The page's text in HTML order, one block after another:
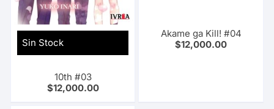
Sin Stock
10th #03
$12,000.00
Akame ga Kill! #04
$12,000.00